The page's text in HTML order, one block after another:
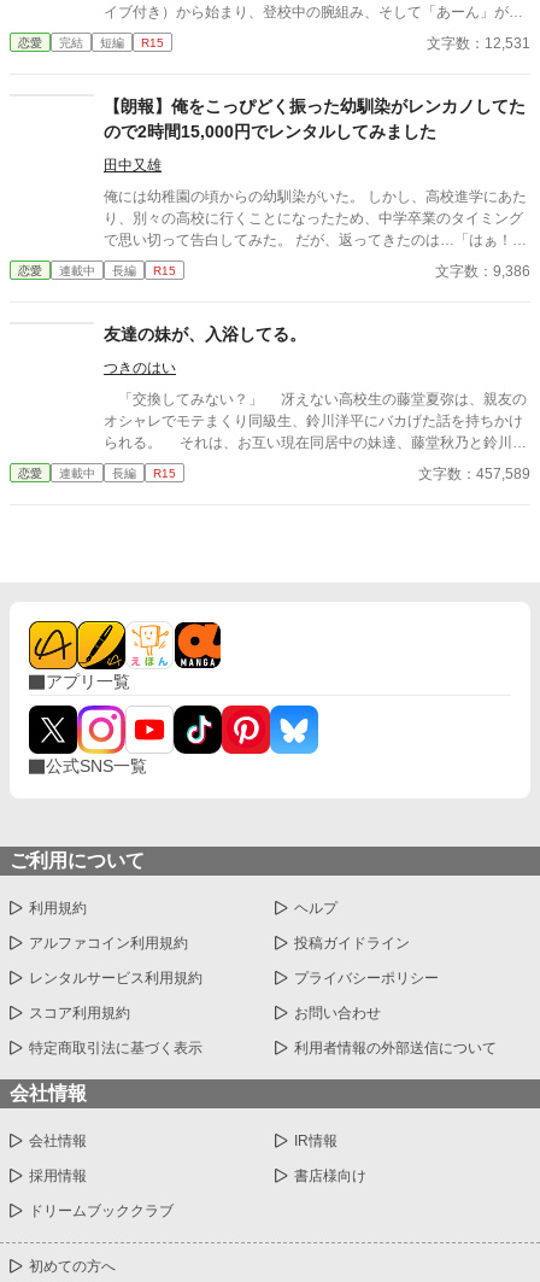
イブ付き）から始まり、登校中の腕組み、そして「あーん」が義
務付けられた手作り弁当。誰もが羨むラブラブっぷりだが、悠太
はこれを「家族愛」だと頑なに誤解（無視）している。 「ゆーた
の一途。周囲の冷やかしや、葵を狙う男子生徒のプレッシャーが
高まる中、悠太の**「幼馴染フィルター」**はついに限界を迎え
る。 この溺愛っぷり、いつまで「家族」で通せるのか？ 甘すぎる
日常が、悠太の鈍感な理性を溶かし尽くす――最初からクライマ
ックスの、超高濃度イチャイチャ・ラブコメ、開幕！
恋愛 完結 短編 R15 文字数：12,531
【朗報】俺をこっぴどく振った幼馴染がレンカノしてた
ので2時間15,000円でレンタルしてみました
田中又雄
俺には幼稚園の頃からの幼馴染がいた。 しかし、高校進学にあた
り、別々の高校に行くことになったため、中学卒業のタイミング
で思い切って告白してみた。 だが、返ってきたのは…「はぁ！？
誰があんたみたいなのと付き合うのよ！」という酷い言葉だっ
た。 それからは家は近所だったが、それからは一度も話をするこ
た。 そんなある日、とある噂を聞いた。 どうやら、あいつがレン
は予約を入れるのであった。 そうして、デート当日。 待ち合わせ
場所に着くと、後ろから彼女がやってきた。 「あ、ごめんね！待
たせちゃっ…た…よ…ね」と、どんどんと顔が青ざめる。 「…待
ってないよ。マイハニー」 「なっ…！？なんであんたが…！ばっ
彼氏にあんたとか言わないよね？」 「頭おかしいんじゃない
恋愛 連載中 長編 R15 文字数：9,386
友達の妹が、入浴してる。
つきのはい
「交換してみない？」 冴えない高校生の藤堂夏弥は、親友の
オシャレでモテまくり同級生、鈴川洋平にバカげた話を持ちかけ
られる。 それは、お互い現在同居中の妹達、藤堂秋乃と鈴川美
咲を交換して生活しようというものだった。 鈴川美咲は、美男
子の洋平に勝るとも劣らない美少女なのだけれど、男子に嫌悪感
恋愛 連載中 長編 R15 文字数：457,589
アプリ一覧
公式SNS一覧
ご利用について
利用規約 ヘルプ
アルファコイン利用規約 投稿ガイドライン
レンタルサービス利用規約 プライバシーポリシー
スコア利用規約 お問い合わせ
特定商取引法に基づく表示 利用者情報の外部送信について
会社情報
会社情報 IR情報
採用情報 書店様向け
ドリームブッククラブ
初めての方へ